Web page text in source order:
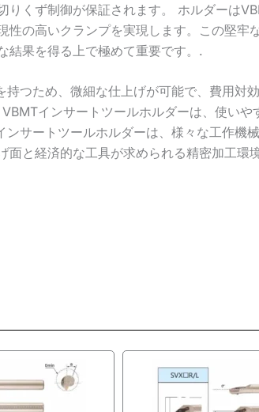
りくず制御が保証されます。 ホルダーは
性の高いクランプを実現します。この堅
結果を得る上で極めて重要です。.
つため、微細な仕上げが可能で、費用対
VBMTインサートツールホルダーは、使い
ンサートツールホルダーは、様々な工作
面と経済的な工具が求められる精密加工環